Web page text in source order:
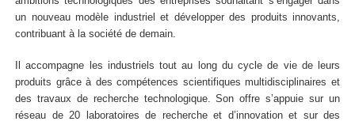
un nouveau modèle industriel et développer des produits innovants,
contribuant à la société de demain.
Il accompagne les industriels tout au long du cycle de vie de leurs
produits grâce à des compétences scientifiques multidisciplinaires et
des travaux de recherche technologique. Son offre s’appuie sur un
réseau de 20 laboratoires de recherche et d’innovation et sur des